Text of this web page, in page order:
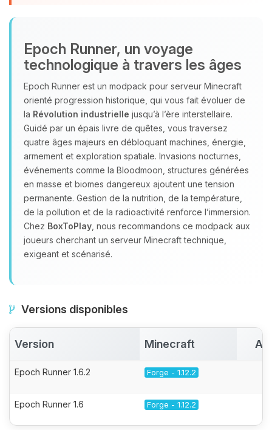
Epoch Runner, un voyage
technologique à travers les âges
Epoch Runner est un modpack pour serveur Minecraft
orienté progression historique, qui vous fait évoluer de
la Révolution industrielle jusqu’à l’ère interstellaire.
Guidé par un épais livre de quêtes, vous traversez
quatre âges majeurs en débloquant machines, énergie,
armement et exploration spatiale. Invasions nocturnes,
événements comme la Bloodmoon, structures générées
en masse et biomes dangereux ajoutent une tension
permanente. Gestion de la nutrition, de la température,
de la pollution et de la radioactivité renforce l’immersion.
Chez BoxToPlay , nous recommandons ce modpack aux
joueurs cherchant un serveur Minecraft technique,
exigeant et scénarisé.
Versions disponibles
Version Minecraft
Epoch Runner 1.6.2 Forge - 1.12.2
Epoch Runner 1.6 Forge - 1.12.2